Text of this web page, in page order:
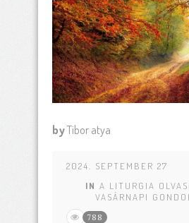
byTibor atya
2024. SEPTEMBER 27
IN A LITURGIA
VASÁRNAPI
788